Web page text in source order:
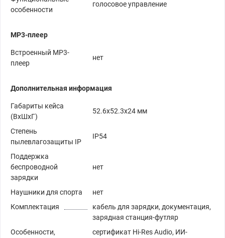
особенности
голосовое управление
MP3-плеер
Встроенный MP3-
плеер
нет
Дополнительная информация
Габариты кейса
(ВxШxГ)
52.6х52.3х24 мм
Степень
пылевлагозащиты IP
IP54
Поддержка
беспроводной
зарядки
нет
Наушники для спорта
нет
Комплектация
кабель для зарядки, документация,
зарядная станция-футляр
Особенности,
сертификат Hi-Res Audio, ИИ-